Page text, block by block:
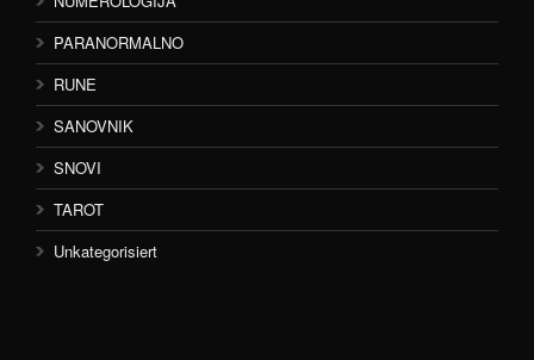
PARANORMALNO
RUNE
SANOVNIK
SNOVI
TAROT
Unkategorisiert